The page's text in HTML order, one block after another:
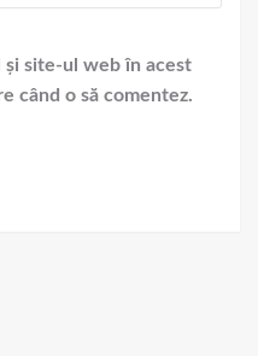
și site-ul web în acest
când o să comentez.